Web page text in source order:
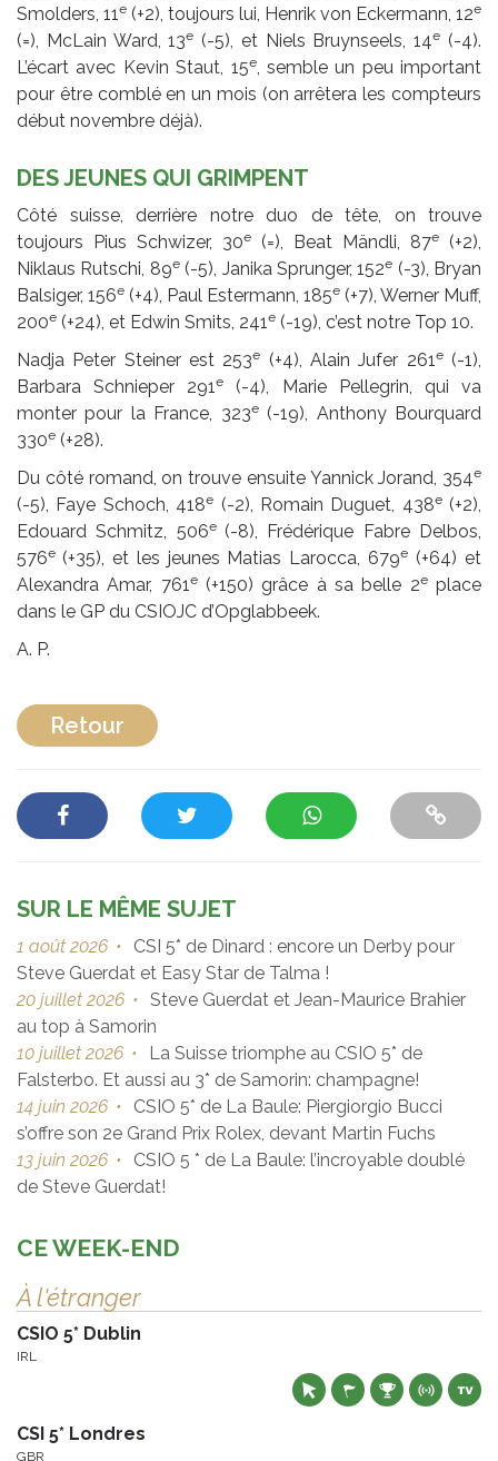
Smolders, 11e (+2), toujours lui, Henrik von Eckermann, 12e
(=), McLain Ward, 13e (-5), et Niels Bruynseels, 14e (-4).
L’écart avec Kevin Staut, 15e, semble un peu important
pour être comblé en un mois (on arrêtera les compteurs
début novembre déjà).
DES JEUNES QUI GRIMPENT
Côté suisse, derrière notre duo de tête, on trouve
toujours Pius Schwizer, 30e (=), Beat Mändli, 87e
(+2),
Niklaus Rutschi, 89e(-5), Janika Sprunger, 152e (-3), Bryan
Balsiger, 156e (+4), Paul Estermann, 185e (+7), Werner Muff,
200e (+24), et Edwin Smits, 241e (-19), c’est notre Top 10.
Nadja Peter Steiner est 253e (+4), Alain Jufer 261e(-1),
Barbara Schnieper 291e
(-4), Marie Pellegrin, qui va
monter pour la France, 323e(-19), Anthony Bourquard
330e (+28).
Du côté romand, on trouve ensuite Yannick Jorand, 354e
(-5), Faye Schoch, 418e (-2), Romain Duguet, 438e(+2),
Edouard Schmitz, 506e (-8), Frédérique Fabre Delbos,
576e (+35), et les jeunes Matias Larocca, 679e (+64) et
Alexandra Amar, 761e(+150) grâce à sa belle 2eplace
dans le GP du CSIOJC d’Opglabbeek.
A. P.
Retour
SUR LE MÊME SUJET
1 août 2026 •
CSI 5* de Dinard : encore un Derby pour
Steve Guerdat et Easy Star de Talma !
20 juillet 2026 • Steve Guerdat et Jean-Maurice Brahier
au top à Samorin
10 juillet 2026 •
La Suisse triomphe au CSIO 5* de
Falsterbo. Et aussi au 3* de Samorin: champagne!
14 juin 2026 •
CSIO 5* de La Baule: Piergiorgio Bucci
s’offre son 2e Grand Prix Rolex, devant Martin Fuchs
13 juin 2026 •
CSIO 5 * de La Baule: l’incroyable doublé
de Steve Guerdat!
CE WEEK-END
À l'étranger
CSIO 5* Dublin
IRL
CSI 5* Londres
GBR